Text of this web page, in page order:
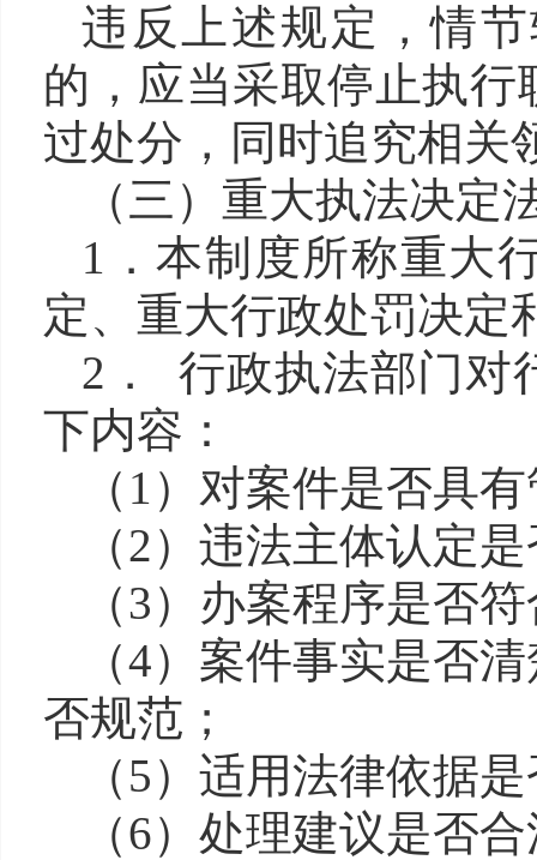
违反上述规定，情
的，应当采取停止执
过处分，同时追究相关
（三）重大执法决定
1．本制度所称重大
定、重大行政处罚决定
2． 行政执法部门对
下内容：
（ 1）对案件是否具
（2）违法主体认定
（3）办案程序是否
（4）案件事实是否
否规范；
（5）适用法律依据
（6）处理建议是否